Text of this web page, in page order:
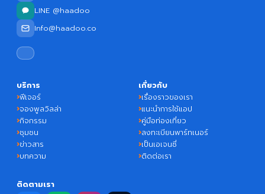
LINE @haadoo
Info@haadoo.co
บริการ
ฟีเจอร์
จองพูลวิลล่า
กิจกรรม
ชุมชน
ข่าวสาร
บทความ
เกี่ยวกับ
เรื่องราวของเรา
แนะนำการใช้แอป
คู่มือท่องเที่ยว
ลงทะเบียนพาร์ทเนอร์
เป็นเอเจนซี่
ติดต่อเรา
ติดตามเรา